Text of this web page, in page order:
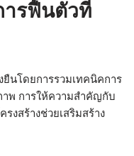
ารฟื้นตัวที่
นโดยการรวมเทคนิคการ
พ การให้ความสำคัญกับ
งสร้างช่วยเสริมสร้าง